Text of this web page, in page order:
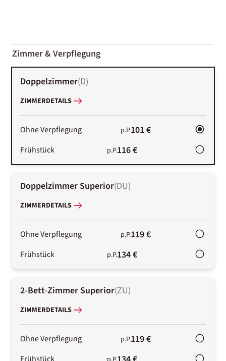
01-02
Zimmer & Verpflegung
Doppelzimmer(D)
ZIMMERDETAILS
Ohne Verpflegung p.P.101 €
Frühstück p.P.116 €
Doppelzimmer Superior(DU)
ZIMMERDETAILS
Ohne Verpflegung p.P.119 €
Frühstück p.P.134 €
2-Bett-Zimmer Superior(ZU)
ZIMMERDETAILS
Ohne Verpflegung p.P.119 €